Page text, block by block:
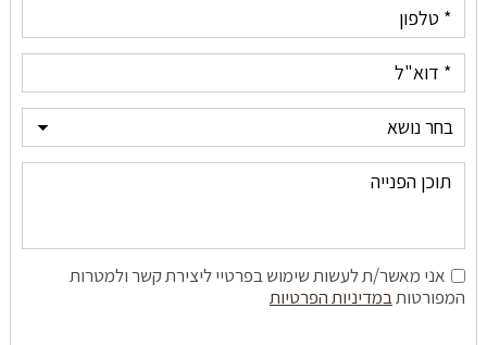
אני מאשר/ת לעשות שימוש בפרטיי ליצירת קשר ולמטרות
המפורטותבמדיניות הפרטיות